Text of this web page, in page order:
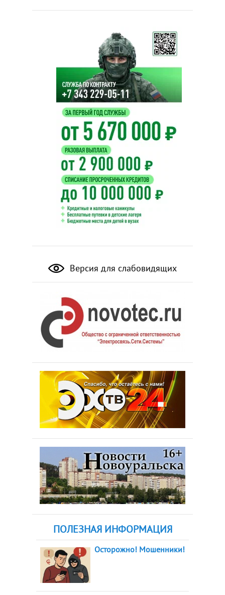
Версия для слабовидящих
ПОЛЕЗНАЯ ИНФОРМАЦИЯ
Осторожно! Мошенники!